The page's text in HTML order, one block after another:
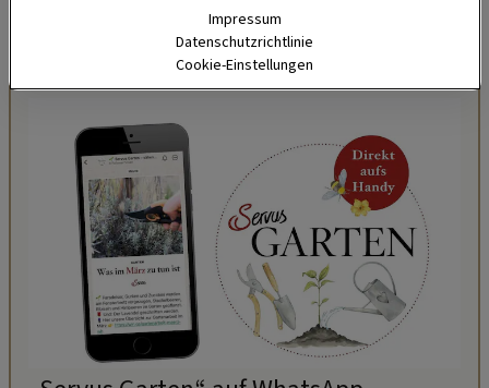
Aschermittwochhat das ausgelassene
Treiben ein Ende.
Impressum
Datenschutzrichtlinie
Cookie-Einstellungen